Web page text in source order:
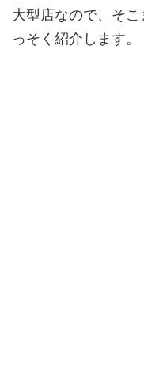
大型店なので、そ
っそく紹介します。